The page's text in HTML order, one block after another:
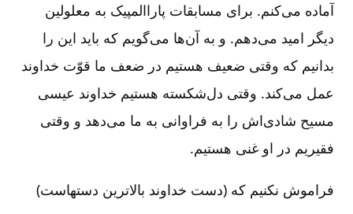
آماده می‌کنم. برای مسابقات پاراالمپیک به معلولین
دیگر امید می‌دهم. و به آن‌ها می‌گویم که باید این را
بدانیم که وقتی ضعیف هستیم در ضعف ما قوّت خداوند
عمل می‌کند. وقتی دل‌شکسته هستیم خداوند عیسی
مسیح شادی‌اش را به فراوانی به ما می‌دهد و وقتی
فقیریم در او غنی هستیم.
فراموش نکنیم که (دست خداوند بالاترین دستهاست)